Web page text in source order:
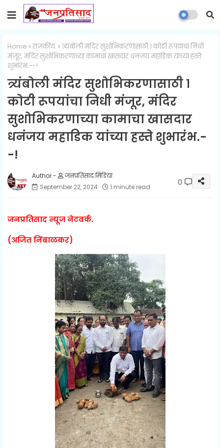
Home राजकीय.
त्र्यंबोली मंदिर सुशोभिकरणासाठी १ कोटी रूपयांचा निधी
मंजूर, मंदिर सुशोभिकरणाच्या कामाचा खासदार धनंजय महाडिक यांच्या हस्ते
शुभारंभ.--!
त्र्यंबोली मंदिर सुशोभिकरणासाठी १
कोटी रूपयांचा निधी मंजूर, मंदिर
सुशोभिकरणाच्या कामाचा खासदार
धनंजय महाडिक यांच्या हस्ते शुभारंभ.-
-!
जनप्रतिसाद मिडिया
September 22, 2024
1 minute read 0
जनप्रतिसाद न्यूज नेटवर्क.
(अजित निंबाळकर)